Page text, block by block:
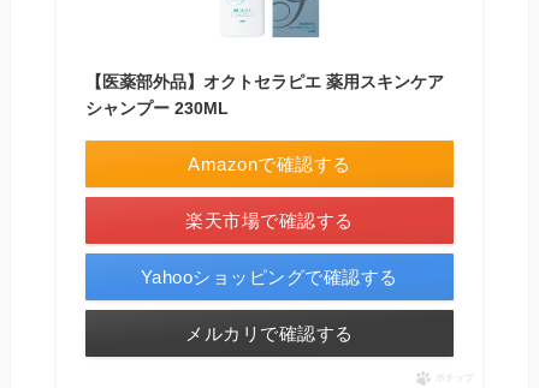
【医薬部外品】オクトセラピエ 薬用スキンケア
シャンプー 230ML
Amazonで確認する
楽天市場で確認する
Yahooショッピングで確認する
メルカリで確認する
ポチップ